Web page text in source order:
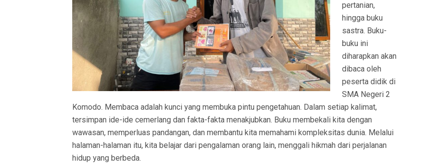
pertanian,
hingga buku
sastra. Buku-
buku ini
diharapkan akan
dibaca oleh
peserta didik di
SMA Negeri 2
Komodo. Membaca adalah kunci yang membuka pintu pengetahuan. Dalam setiap kalimat,
tersimpan ide-ide cemerlang dan fakta-fakta menakjubkan. Buku membekali kita dengan
wawasan, memperluas pandangan, dan membantu kita memahami kompleksitas dunia. Melalui
halaman-halaman itu, kita belajar dari pengalaman orang lain, menggali hikmah dari perjalanan
hidup yang berbeda.